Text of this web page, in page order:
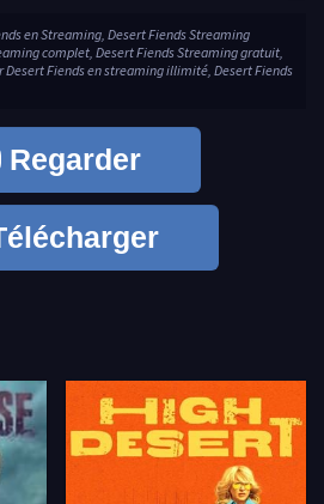
en Streaming, Desert Fiends Streaming
complet, Desert Fiends Streaming gratuit,
Desert Fiends en streaming illimité, Desert Fiends
Regarder